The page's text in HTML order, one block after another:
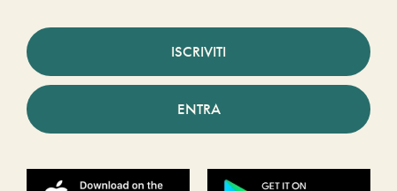
ISCRIVITI
ENTRA